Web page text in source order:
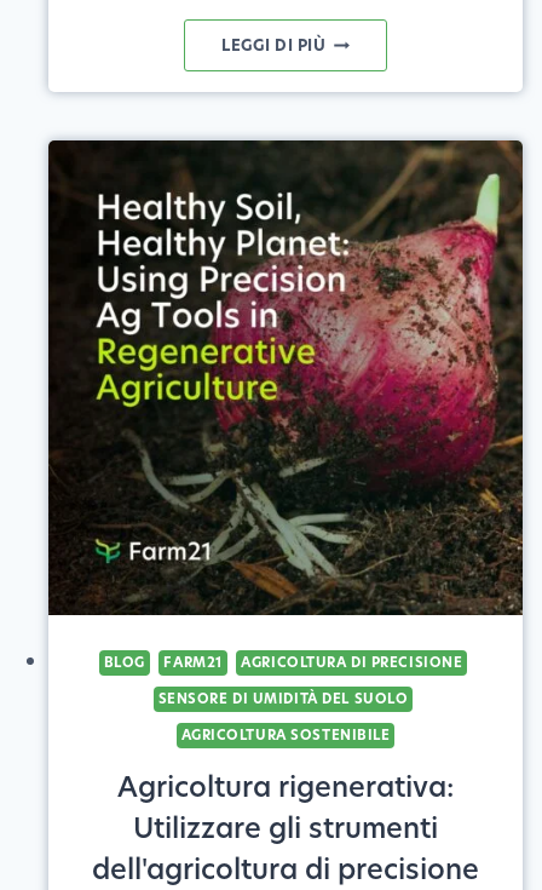
LEGGI DI PIÙ IL
VERO
DI
UNA
MIGLIORE
CONOSCENZA
DELL'AGRICOLTURA:
COME
PREPARARSI
AL
SUCCESSO
BLOG FARM21
AGRICOLTURA DI PRECISIONE
SENSORE DI UMIDITÀ DEL SUOLO
AGRICOLTURA SOSTENIBILE
Agricoltura rigenerativa:
Utilizzare gli strumenti
dell'agricoltura di precisione